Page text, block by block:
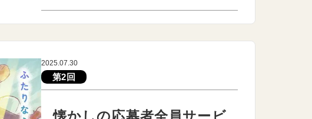
2025.07.30
第2回